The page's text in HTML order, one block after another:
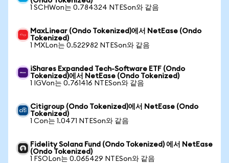
1 SCHWon는 0.784324 NTESon와 같음
MaxLinear (Ondo Tokenized)에서 NetEase (Ondo
Tokenized)
1 MXLon는 0.522982 NTESon와 같음
iShares Expanded Tech-Software ETF (Ondo
Tokenized)에서 NetEase (Ondo Tokenized)
1 IGVon는 0.761416 NTESon와 같음
Citigroup (Ondo Tokenized)에서 NetEase (Ondo
Tokenized)
1 Con는 1.0471 NTESon와 같음
Fidelity Solana Fund (Ondo Tokenized) 에서 NetEase
(Ondo Tokenized)
1 FSOLon는 0.065429 NTESon와 같음